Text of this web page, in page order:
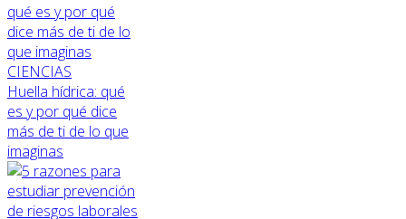
CIENCIAS
Huella hídrica: qué
es y por qué dice
más de ti de lo que
imaginas